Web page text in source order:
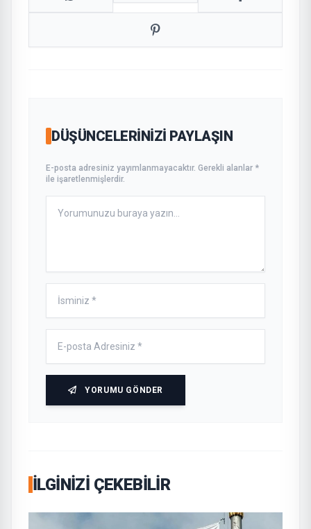
DÜŞÜNCELERINIZI PAYLAŞIN
E-posta adresiniz yayımlanmayacaktır. Gerekli alanlar *
ile işaretlenmişlerdir.
YORUMU GÖNDER
İLGINIZI ÇEKEBILIR